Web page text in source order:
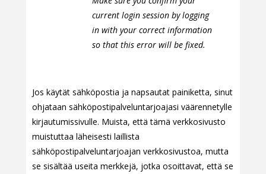
current login session by logging
in with your correct information
so that this error will be fixed.
Jos käytät sähköpostia ja napsautat painiketta, sinut
ohjataan sähköpostipalveluntarjoajasi väärennetylle
kirjautumissivulle. Muista, että tämä verkkosivusto
muistuttaa läheisesti laillista
sähköpostipalveluntarjoajan verkkosivustoa, mutta
se sisältää useita merkkejä, jotka osoittavat, että se